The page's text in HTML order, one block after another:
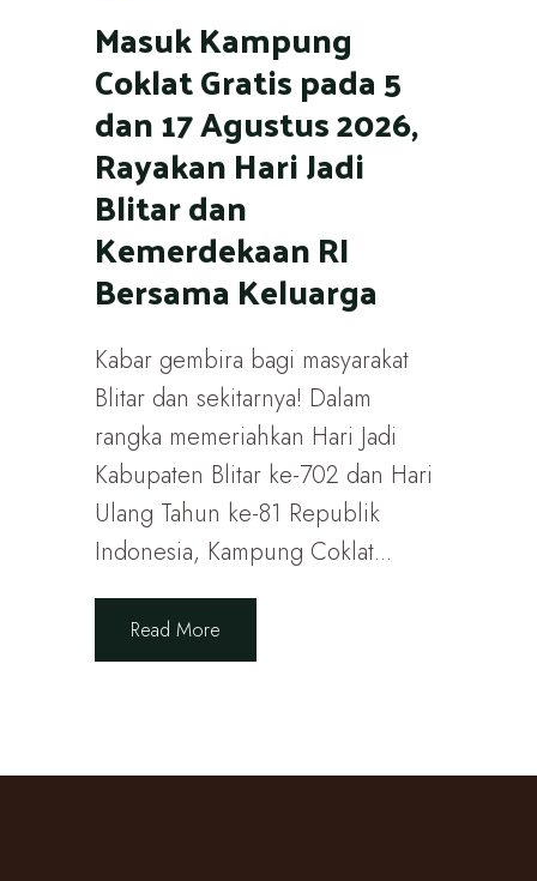
Masuk Kampung
Coklat Gratis pada 5
dan 17 Agustus 2026,
Rayakan Hari Jadi
Blitar dan
Kemerdekaan RI
Bersama Keluarga
Kabar gembira bagi masyarakat
Blitar dan sekitarnya! Dalam
rangka memeriahkan Hari Jadi
Kabupaten Blitar ke-702 dan Hari
Ulang Tahun ke-81 Republik
Indonesia, Kampung Coklat...
Read More